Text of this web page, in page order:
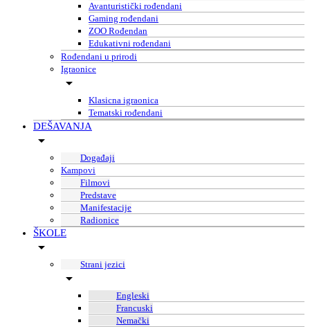
Avanturistički rođendani
Gaming rođendani
ZOO Rođendan
Edukativni rođendani
Rođendani u prirodi
Igraonice
Klasicna igraonica
Tematski rođendani
DEŠAVANJA
Događaji
Kampovi
Filmovi
Predstave
Manifestacije
Radionice
ŠKOLE
Strani jezici
Engleski
Francuski
Nemački